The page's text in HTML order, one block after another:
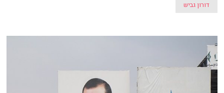
דורון גביש